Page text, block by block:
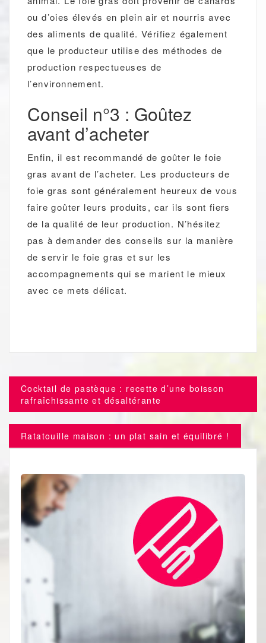
ou d’oies élevés en plein air et nourris avec
des aliments de qualité. Vérifiez également
que le producteur utilise des méthodes de
production respectueuses de
l’environnement.
Conseil n°3 : Goûtez
avant d’acheter
Enfin, il est recommandé de goûter le foie
gras avant de l’acheter. Les producteurs de
foie gras sont généralement heureux de vous
faire goûter leurs produits, car ils sont fiers
de la qualité de leur production. N’hésitez
pas à demander des conseils sur la manière
de servir le foie gras et sur les
accompagnements qui se marient le mieux
avec ce mets délicat.
Navigation
de
l’article
Cocktail de pastèque : recette d’une boisson
rafraîchissante et désaltérante
Ratatouille maison : un plat sain et équilibré !